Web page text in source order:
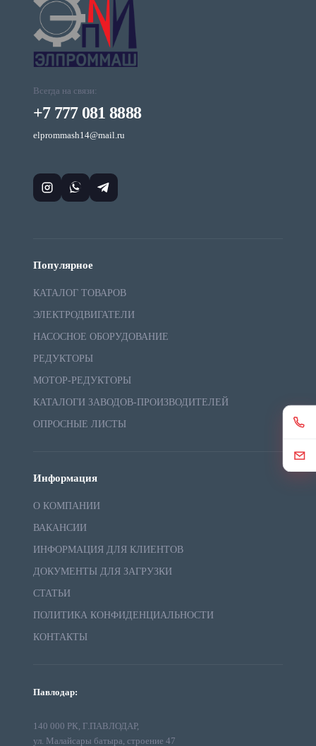
Всегда на связи:
+7 777 081 8888
elprommash14@mail.ru
Популярное
КАТАЛОГ ТОВАРОВ
ЭЛЕКТРОДВИГАТЕЛИ
НАСОСНОЕ ОБОРУДОВАНИЕ
РЕДУКТОРЫ
МОТОР-РЕДУКТОРЫ
КАТАЛОГИ ЗАВОДОВ-ПРОИЗВОДИТЕЛЕЙ
ОПРОСНЫЕ ЛИСТЫ
Информация
О КОМПАНИИ
ВАКАНСИИ
ИНФОРМАЦИЯ ДЛЯ КЛИЕНТОВ
ДОКУМЕНТЫ ДЛЯ ЗАГРУЗКИ
СТАТЬИ
ПОЛИТИКА КОНФИДЕНЦИАЛЬНОСТИ
КОНТАКТЫ
Павлодар:
140 000 РК, Г.ПАВЛОДАР,
ул. Малайсары батыра, строение 47